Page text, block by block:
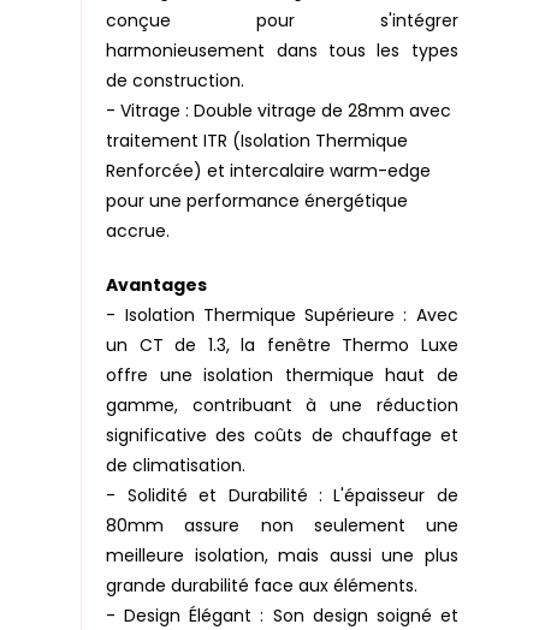
conçue pour s'intégrer
harmonieusement dans tous les types
de construction.
- Vitrage : Double vitrage de 28mm avec
traitement ITR (Isolation Thermique
Renforcée) et intercalaire warm-edge
pour une performance énergétique
accrue.
Avantages
- Isolation Thermique Supérieure : Avec
un CT de 1.3, la fenêtre Thermo Luxe
offre une isolation thermique haut de
gamme, contribuant à une réduction
significative des coûts de chauffage et
de climatisation.
- Solidité et Durabilité : L'épaisseur de
80mm assure non seulement une
meilleure isolation, mais aussi une plus
grande durabilité face aux éléments.
- Design Élégant : Son design soigné et